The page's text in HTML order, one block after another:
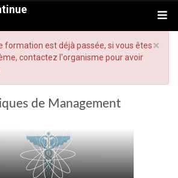
×
formation est déjà passée, si vous êtes
contactez l'organisme pour avoir
de Management